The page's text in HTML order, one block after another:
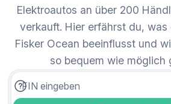
Elektroautos an über 200
verkauft. Hier erfährst du, was
Fisker Ocean beeinflusst und
so bequem wie möglich